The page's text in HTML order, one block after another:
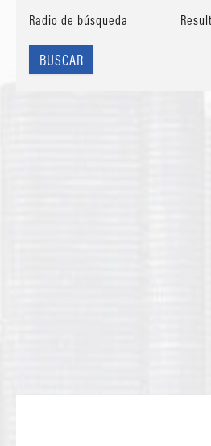
Radio de búsqueda